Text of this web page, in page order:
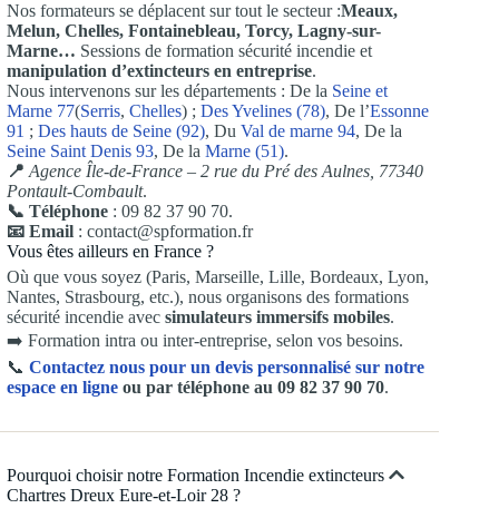
Nos formateurs se déplacent sur tout le secteur :Meaux,
Melun, Chelles, Fontainebleau, Torcy, Lagny-sur-
Marne… Sessions de formation sécurité incendie et
manipulation d’extincteurs en entreprise.
Nous intervenons sur les départements : De la Seine et
Marne 77(Serris, Chelles) ; Des Yvelines (78), De l’Essonne
91 ; Des hauts de Seine (92), Du Val de marne 94, De la
Seine Saint Denis 93, De la Marne (51).
📍 Agence Île-de-France – 2 rue du Pré des Aulnes, 77340
Pontault-Combault.
📞 Téléphone : 09 82 37 90 70.
📧 Email : contact@spformation.fr
Vous êtes ailleurs en France ?
Où que vous soyez (Paris, Marseille, Lille, Bordeaux, Lyon,
Nantes, Strasbourg, etc.), nous organisons des formations
sécurité incendie avec simulateurs immersifs mobiles.
➡️ Formation intra ou inter-entreprise, selon vos besoins.
📞 Contactez nous pour un devis personnalisé sur notre
espace en ligne ou par téléphone au 09 82 37 90 70.
Pourquoi choisir notre Formation Incendie extincteurs
Chartres Dreux Eure-et-Loir 28 ?